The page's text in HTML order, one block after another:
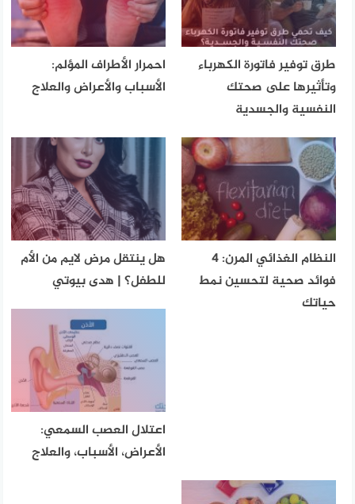
طرق توفير فاتورة الكهرباء
وتأثيرها على صحتك
النفسية والجسدية
احمرار الأطراف المؤلم:
الأسباب والأعراض والعلاج
النظام الغذائي المرن: 4
فوائد صحية لتحسين نمط
حياتك
هل ينتقل مرض لايم من الأم
للطفل؟ | هدى بيوتي
اعتلال العصب السمعي:
الأعراض، الأسباب، والعلاج